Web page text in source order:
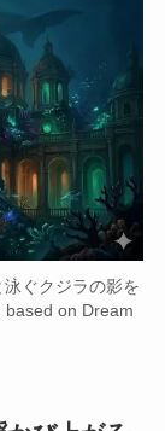
ぐクジラの影を
based on Dream